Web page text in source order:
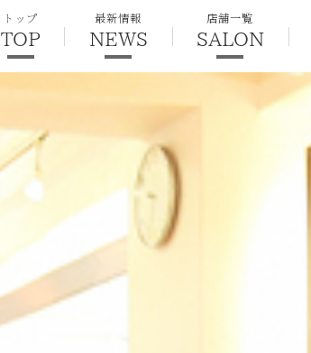
トップ
TOP
最新情報
NEWS
店舗一覧
SALON